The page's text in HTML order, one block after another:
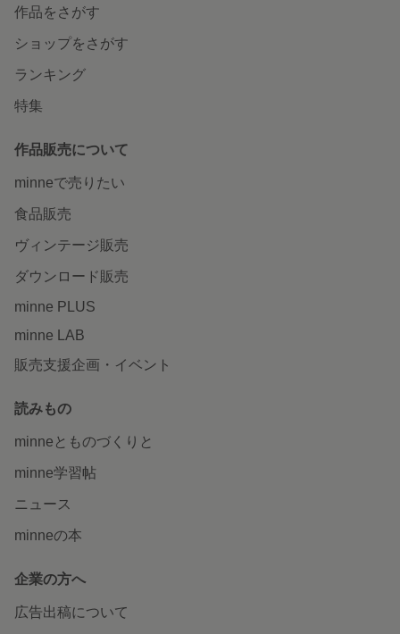
作品をさがす
ショップをさがす
ランキング
特集
作品販売について
minneで売りたい
食品販売
ヴィンテージ販売
ダウンロード販売
minne PLUS
minne LAB
販売支援企画・イベント
読みもの
minneとものづくりと
minne学習帖
ニュース
minneの本
企業の方へ
広告出稿について